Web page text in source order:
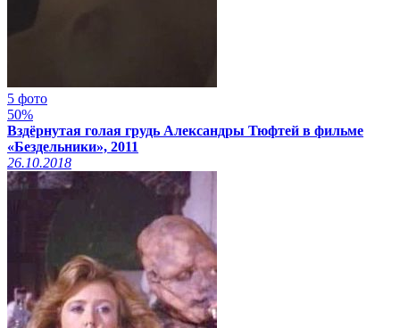
5 фото
50%
Вздёрнутая голая грудь Александры Тюфтей в фильме
«Бездельники», 2011
26.10.2018